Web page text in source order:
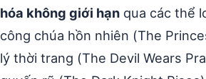
hóa không giới hạn qua các thể
công chúa hồn nhiên (The
lý thời trang (The Devil Wears